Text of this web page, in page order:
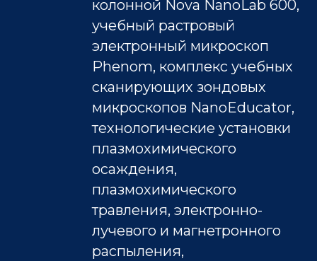
колонной Nova NanoLab 600,
учебный растровый
электронный микроскоп
Phenom, комплекс учебных
сканирующих зондовых
микроскопов NanoEducator,
технологические установки
плазмохимического
осаждения,
плазмохимического
травления, электронно-
лучевого и магнетронного
распыления,